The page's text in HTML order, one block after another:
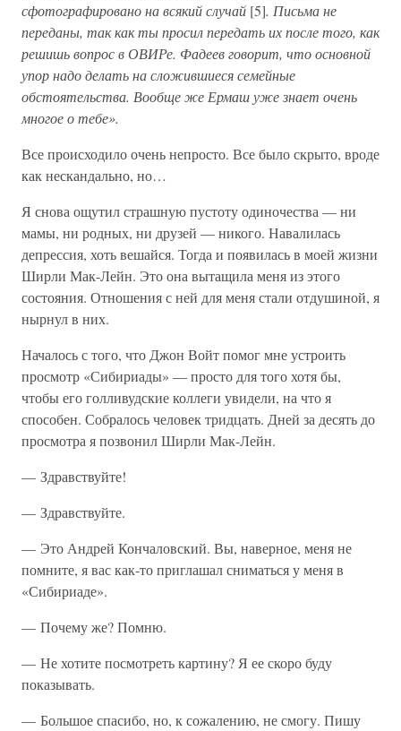
сфотографировано на всякий случай [5]. Письма не
переданы, так как ты просил передать их после того, как
решишь вопрос в ОВИРе. Фадеев говорит, что основной
упор надо делать на сложившиеся семейные
обстоятельства. Вообще же Ермаш уже знает очень
многое о тебе».
Все происходило очень непросто. Все было скрыто, вроде
как нескандально, но…
Я снова ощутил страшную пустоту одиночества — ни
мамы, ни родных, ни друзей — никого. Навалилась
депрессия, хоть вешайся. Тогда и появилась в моей жизни
Ширли Мак-Лейн. Это она вытащила меня из этого
состояния. Отношения с ней для меня стали отдушиной, я
нырнул в них.
Началось с того, что Джон Войт помог мне устроить
просмотр «Сибириады» — просто для того хотя бы,
чтобы его голливудские коллеги увидели, на что я
способен. Собралось человек тридцать. Дней за десять до
просмотра я позвонил Ширли Мак-Лейн.
— Здравствуйте!
— Здравствуйте.
— Это Андрей Кончаловский. Вы, наверное, меня не
помните, я вас как-то приглашал сниматься у меня в
«Сибириаде».
— Почему же? Помню.
— Не хотите посмотреть картину? Я ее скоро буду
показывать.
— Большое спасибо, но, к сожалению, не смогу. Пишу